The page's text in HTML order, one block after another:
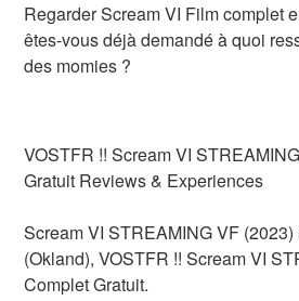
Regarder Scream VI Film complet
êtes-vous déjà demandé à quoi
des momies ?
VOSTFR !! Scream VI
Gratuit Reviews & Experiences
Scream VI STREAMING VF
(Okland), VOSTFR !! Scream VI
Complet Gratuit.